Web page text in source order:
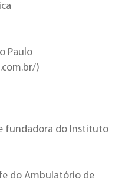
Paulo
)
fundadora do Instituto
do Ambulatório de